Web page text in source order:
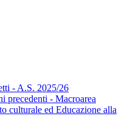
- A.S. 2025/26
precedenti - Macroarea
culturale ed Educazione alla